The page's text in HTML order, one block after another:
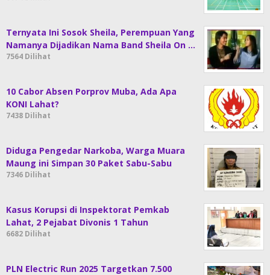
Ternyata Ini Sosok Sheila, Perempuan Yang
Namanya Dijadikan Nama Band Sheila On …
7564 Dilihat
10 Cabor Absen Porprov Muba, Ada Apa
KONI Lahat?
7438 Dilihat
Diduga Pengedar Narkoba, Warga Muara
Maung ini Simpan 30 Paket Sabu-Sabu
7346 Dilihat
Kasus Korupsi di Inspektorat Pemkab
Lahat, 2 Pejabat Divonis 1 Tahun
6682 Dilihat
PLN Electric Run 2025 Targetkan 7.500